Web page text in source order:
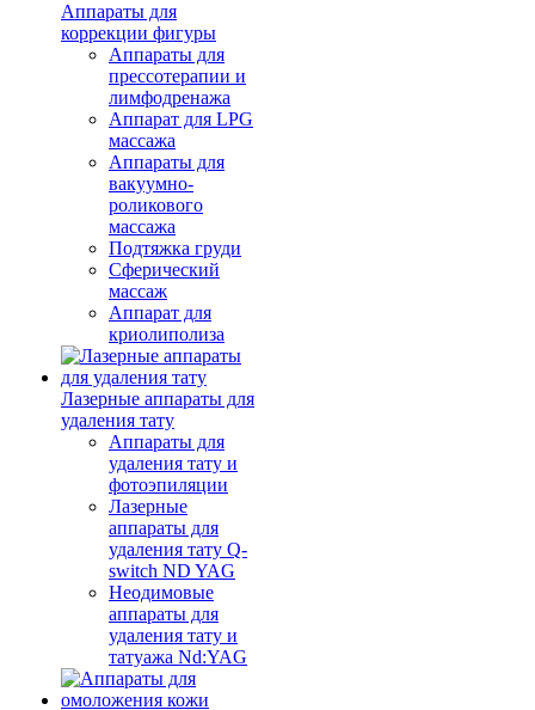
Аппараты для
коррекции фигуры
Аппараты для
прессотерапии и
лимфодренажа
Аппарат для LPG
массажа
Аппараты для
вакуумно-
роликового
массажа
Подтяжка груди
Сферический
массаж
Аппарат для
криолиполиза
Лазерные аппараты для
удаления тату
Аппараты для
удаления тату и
фотоэпиляции
Лазерные
аппараты для
удаления тату Q-
switch ND YAG
Неодимовые
аппараты для
удаления тату и
татуажа Nd:YAG